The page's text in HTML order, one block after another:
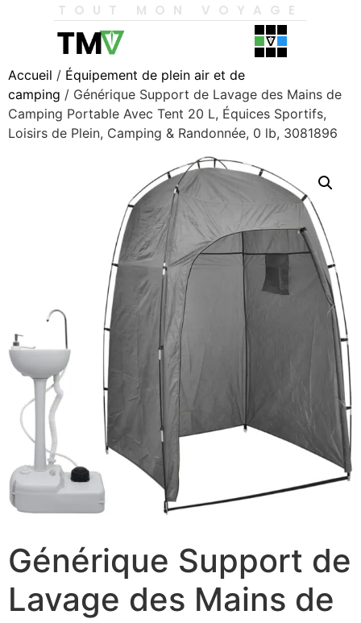
TOUT MON VOYAGE
Accueil / Équipement de plein air et de
camping / Générique Support de Lavage des Mains de
Camping Portable Avec Tent 20 L, Équices Sportifs,
Loisirs de Plein, Camping & Randonnée, 0 lb, 3081896
Générique Support de
Lavage des Mains de